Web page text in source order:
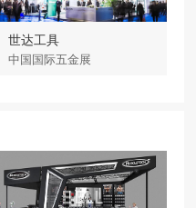
世达工具
中国国际五金展